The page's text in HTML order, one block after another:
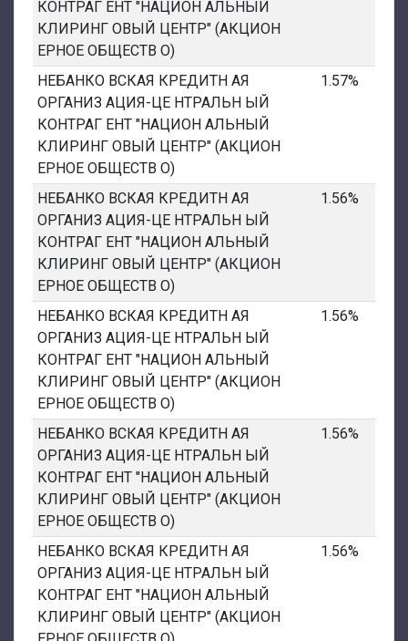
КОНТРАГ ЕНТ "НАЦИОН АЛЬНЫЙ
КЛИРИНГ ОВЫЙ ЦЕНТР" (АКЦИОН
ЕРНОЕ ОБЩЕСТВ О)
НЕБАНКО ВСКАЯ КРЕДИТН АЯ
ОРГАНИЗ АЦИЯ-ЦЕ НТРАЛЬН ЫЙ
КОНТРАГ ЕНТ "НАЦИОН АЛЬНЫЙ
КЛИРИНГ ОВЫЙ ЦЕНТР" (АКЦИОН
ЕРНОЕ ОБЩЕСТВ О)
1.57%
НЕБАНКО ВСКАЯ КРЕДИТН АЯ
ОРГАНИЗ АЦИЯ-ЦЕ НТРАЛЬН ЫЙ
КОНТРАГ ЕНТ "НАЦИОН АЛЬНЫЙ
КЛИРИНГ ОВЫЙ ЦЕНТР" (АКЦИОН
ЕРНОЕ ОБЩЕСТВ О)
1.56%
НЕБАНКО ВСКАЯ КРЕДИТН АЯ
ОРГАНИЗ АЦИЯ-ЦЕ НТРАЛЬН ЫЙ
КОНТРАГ ЕНТ "НАЦИОН АЛЬНЫЙ
КЛИРИНГ ОВЫЙ ЦЕНТР" (АКЦИОН
ЕРНОЕ ОБЩЕСТВ О)
1.56%
НЕБАНКО ВСКАЯ КРЕДИТН АЯ
ОРГАНИЗ АЦИЯ-ЦЕ НТРАЛЬН ЫЙ
КОНТРАГ ЕНТ "НАЦИОН АЛЬНЫЙ
КЛИРИНГ ОВЫЙ ЦЕНТР" (АКЦИОН
ЕРНОЕ ОБЩЕСТВ О)
1.56%
НЕБАНКО ВСКАЯ КРЕДИТН АЯ
ОРГАНИЗ АЦИЯ-ЦЕ НТРАЛЬН ЫЙ
КОНТРАГ ЕНТ "НАЦИОН АЛЬНЫЙ
КЛИРИНГ ОВЫЙ ЦЕНТР" (АКЦИОН
1.56%